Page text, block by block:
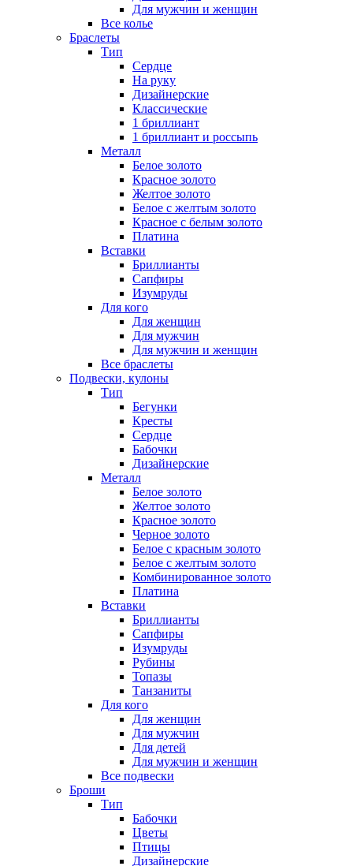
Для мужчин и женщин
Все колье
Браслеты
Тип
Сердце
На руку
Дизайнерские
Классические
1 бриллиант
1 бриллиант и россыпь
Металл
Белое золото
Красное золото
Желтое золото
Белое с желтым золото
Красное с белым золото
Платина
Вставки
Бриллианты
Сапфиры
Изумруды
Для кого
Для женщин
Для мужчин
Для мужчин и женщин
Все браслеты
Подвески, кулоны
Тип
Бегунки
Кресты
Сердце
Бабочки
Дизайнерские
Металл
Белое золото
Желтое золото
Красное золото
Черное золото
Белое с красным золото
Белое с желтым золото
Комбинированное золото
Платина
Вставки
Бриллианты
Сапфиры
Изумруды
Рубины
Топазы
Танзаниты
Для кого
Для женщин
Для мужчин
Для детей
Для мужчин и женщин
Все подвески
Броши
Тип
Бабочки
Цветы
Птицы
Дизайнерские